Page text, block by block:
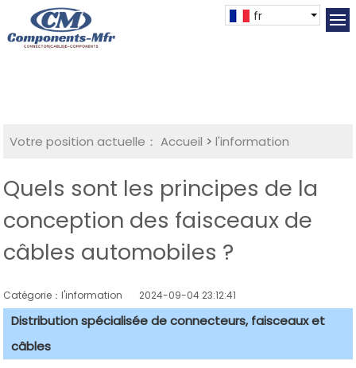
fr
Votre position actuelle： Accueil >l'information
Quels sont les principes de la
conception des faisceaux de
câbles automobiles ?
Catégorie：l'information 2024-09-04 23:12:41
Distribution spécialisée de connecteurs, faisceaux et
câbles